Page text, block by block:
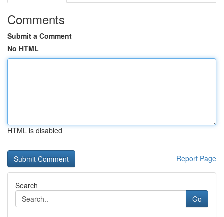
Comments
Submit a Comment
No HTML
HTML is disabled
Report Page
Search
Go